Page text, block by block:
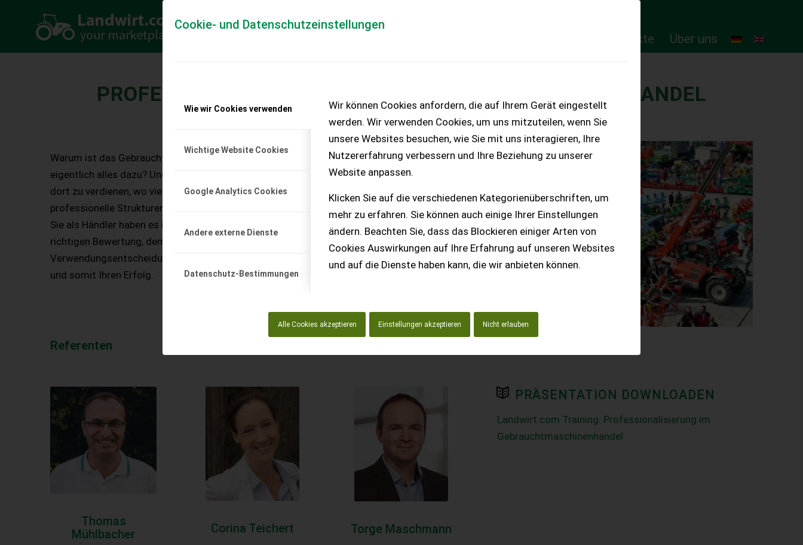
Cookie- und Datenschutzeinstellungen
Wie wir Cookies verwenden
Wichtige Website Cookies
Google Analytics Cookies
Andere externe Dienste
Datenschutz-Bestimmungen
Wir können Cookies anfordern, die auf Ihrem Gerät eingestellt
werden. Wir verwenden Cookies, um uns mitzuteilen, wenn Sie
unsere Websites besuchen, wie Sie mit uns interagieren, Ihre
Nutzererfahrung verbessern und Ihre Beziehung zu unserer
Website anpassen.
Klicken Sie auf die verschiedenen Kategorienüberschriften, um
mehr zu erfahren. Sie können auch einige Ihrer Einstellungen
ändern. Beachten Sie, dass das Blockieren einiger Arten von
Cookies Auswirkungen auf Ihre Erfahrung auf unseren Websites
und auf die Dienste haben kann, die wir anbieten können.
Alle Cookies akzeptieren Einstellungen akzeptieren Nicht erlauben
Online-Produkte Über uns
PROFESSIONALISIERUNG IM GEBRAUCHTMASCHINENHANDEL
Warum ist das Gebrauchtmaschinengeschäft so spannend? Was gehört
eigentlich alles dazu? Und wo liegen die Chancen zum Erfolg? – Geld
dort zu verdienen, wo viele es für unmöglich halten, ist durch
professionelle Strukturen möglich. Sie als Händler haben es in der Hand:
Sie als Händler haben es in der Hand: Mit der richtigen Spezifikation, der
richtigen Bewertung, dem richtigen Zeitpunkt, den Daten und der
Verwendungsentscheidung steuern Sie die Zufriedenheit Ihrer Kunden
und somit Ihren Erfolg.
Referenten
Thomas
Mühlbacher
Corina Teichert Torge Maschmann
PRÄSENTATION DOWNLOADEN
Landwirt.com Training: Professionalisierung im
Gebrauchtmaschinenhandel